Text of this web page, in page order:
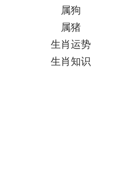
属狗
属猪
生肖运势
生肖知识